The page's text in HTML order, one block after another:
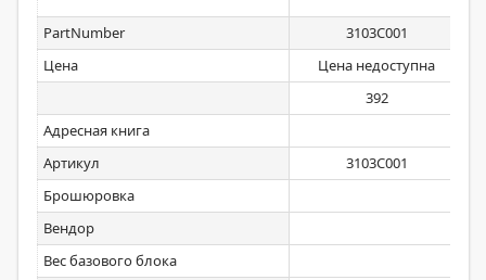
PartNumber
3103C001
Цена
Цена недоступна
392
Адресная книга
Артикул
3103C001
Брошюровка
Вендор
Вес базового блока